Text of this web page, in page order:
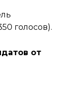
голосов).
от